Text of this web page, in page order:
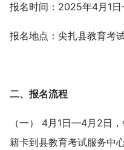
报名时间：2025年4月1
报名地点：尖扎县教育考
二、报名流程
（一） 4月1日—4月2日
籍卡到县教育考试服务中